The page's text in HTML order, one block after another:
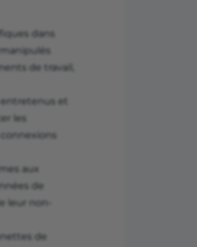
dans
de travail,
et
les
aux
de
leur non-
de